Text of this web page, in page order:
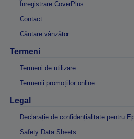
Înregistrare CoverPlus
Contact
Căutare vânzător
Termeni
Termeni de utilizare
Termenii promoțiilor online
Legal
Declarație de confidențialitate pentru
Safety Data Sheets